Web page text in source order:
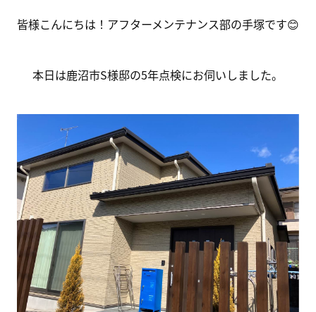
皆様こんにちは！アフターメンテナンス部の手塚です😊
本日は鹿沼市S様邸の5年点検にお伺いしました。